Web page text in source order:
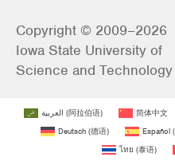
Copyright © 2009–2026
Iowa State University of
Science and Technology
العربية (阿拉伯语) 简体中文
Deutsch(德语) Español(
ไทย (泰语)